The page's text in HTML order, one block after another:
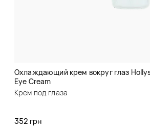
Охлаждающий крем вокруг глаз
Eye Cream
Крем под глаза
352 грн
Cream
Крем под глаза
код товара